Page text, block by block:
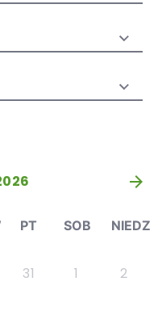
młodzieży
»
PT SOB NIEDZ
31 1 2